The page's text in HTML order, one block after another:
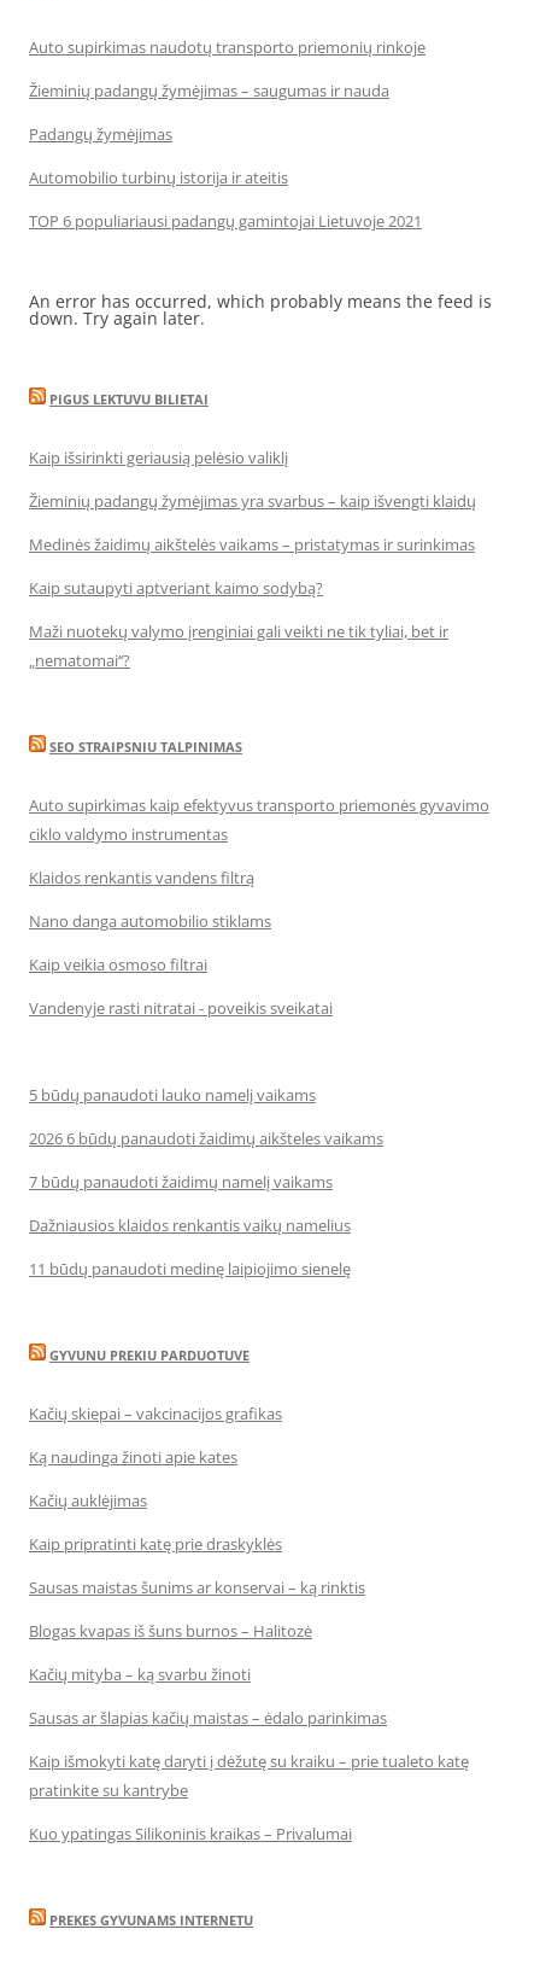
Auto supirkimas naudotų transporto priemonių rinkoje
Žieminių padangų žymėjimas – saugumas ir nauda
Padangų žymėjimas
Automobilio turbinų istorija ir ateitis
TOP 6 populiariausi padangų gamintojai Lietuvoje 2021
An error has occurred, which probably means the feed is
down. Try again later.
PIGUS LEKTUVU BILIETAI
Kaip išsirinkti geriausią pelėsio valiklį
Žieminių padangų žymėjimas yra svarbus – kaip išvengti klaidų
Medinės žaidimų aikštelės vaikams – pristatymas ir surinkimas
Kaip sutaupyti aptveriant kaimo sodybą?
Maži nuotekų valymo įrenginiai gali veikti ne tik tyliai, bet ir
„nematomai‘‘?
SEO STRAIPSNIU TALPINIMAS
Auto supirkimas kaip efektyvus transporto priemonės gyvavimo
ciklo valdymo instrumentas
Klaidos renkantis vandens filtrą
Nano danga automobilio stiklams
Kaip veikia osmoso filtrai
Vandenyje rasti nitratai - poveikis sveikatai
5 būdų panaudoti lauko namelį vaikams
2026 6 būdų panaudoti žaidimų aikšteles vaikams
7 būdų panaudoti žaidimų namelį vaikams
Dažniausios klaidos renkantis vaikų namelius
11 būdų panaudoti medinę laipiojimo sienelę
GYVUNU PREKIU PARDUOTUVE
Kačių skiepai – vakcinacijos grafikas
Ką naudinga žinoti apie kates
Kačių auklėjimas
Kaip pripratinti katę prie draskyklės
Sausas maistas šunims ar konservai – ką rinktis
Blogas kvapas iš šuns burnos – Halitozė
Kačių mityba – ką svarbu žinoti
Sausas ar šlapias kačių maistas – ėdalo parinkimas
Kaip išmokyti katę daryti į dėžutę su kraiku – prie tualeto katę
pratinkite su kantrybe
Kuo ypatingas Silikoninis kraikas – Privalumai
PREKES GYVUNAMS INTERNETU